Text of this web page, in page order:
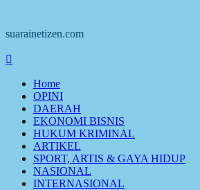
suarainetizen.com
Home
OPINI
DAERAH
EKONOMI BISNIS
HUKUM KRIMINAL
ARTIKEL
SPORT, ARTIS & GAYA HIDUP
NASIONAL
INTERNASIONAL